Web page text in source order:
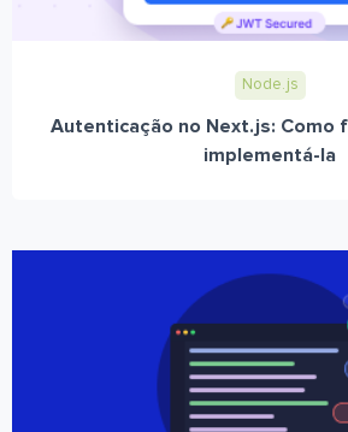
Node.js
Autenticação no Next.js: Como
implementá-la